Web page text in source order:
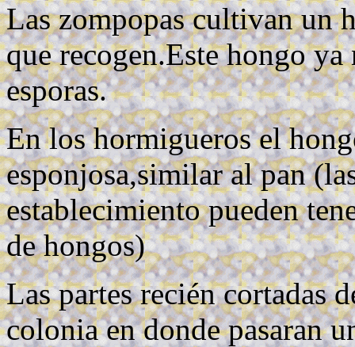
Las zompopas cultivan un
que recogen.Este hongo
esporas.
En los hormigueros el
esponjosa,similar al pan
establecimiento pueden
de hongos)
Las partes recién cortadas
colonia en donde pasaran